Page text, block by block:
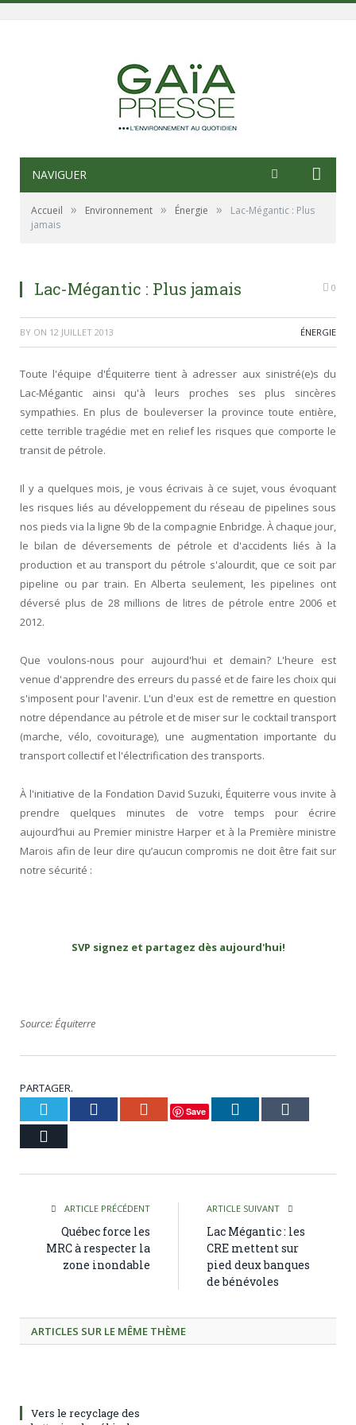
NAVIGUER
Accueil » Environnement » Énergie »
Lac-Mégantic : Plus
jamais
Lac-Mégantic : Plus jamais 0
BY ON 12 JUILLET 2013 ÉNERGIE
Toute l'équipe d'Équiterre tient à adresser aux sinistré(e)s du
Lac-Mégantic ainsi qu'à leurs proches ses plus sincères
sympathies. En plus de bouleverser la province toute entière,
cette terrible tragédie met en relief les risques que comporte le
transit de pétrole.
Il y a quelques mois, je vous écrivais à ce sujet, vous évoquant
les risques liés au développement du réseau de pipelines sous
nos pieds via la ligne 9b de la compagnie Enbridge. À chaque jour,
le bilan de déversements de pétrole et d'accidents liés à la
production et au transport du pétrole s'alourdit, que ce soit par
pipeline ou par train. En Alberta seulement, les pipelines ont
déversé plus de 28 millions de litres de pétrole entre 2006 et
2012.
Que voulons-nous pour aujourd'hui et demain? L'heure est
venue d'apprendre des erreurs du passé et de faire les choix qui
s'imposent pour l'avenir. L'un d'eux est de remettre en question
notre dépendance au pétrole et de miser sur le cocktail transport
(marche, vélo, covoiturage), une augmentation importante du
transport collectif et l'électrification des transports.
À l'initiative de la Fondation David Suzuki, Équiterre vous invite à
prendre quelques minutes de votre temps pour écrire
aujourd’hui au Premier ministre Harper et à la Première ministre
Marois afin de leur dire qu’aucun compromis ne doit être fait sur
notre sécurité :
SVP signez et partagez dès aujourd'hui!
Source: Équiterre
PARTAGER.
Twitter Facebook Google+
Save LinkedIn
ARTICLE PRÉCÉDENT
Québec force les
MRC à respecter la
zone inondable
ARTICLE SUIVANT
Lac Mégantic : les
CRE mettent sur
pied deux banques
de bénévoles
ARTICLES SUR LE MÊME THÈME
Vers le recyclage des